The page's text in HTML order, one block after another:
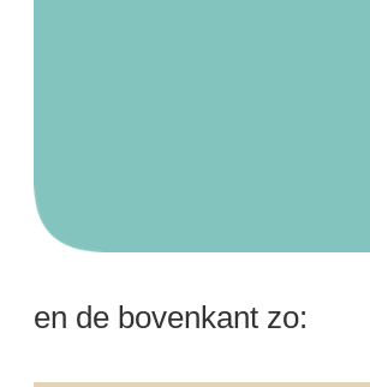
en de bovenkant zo: